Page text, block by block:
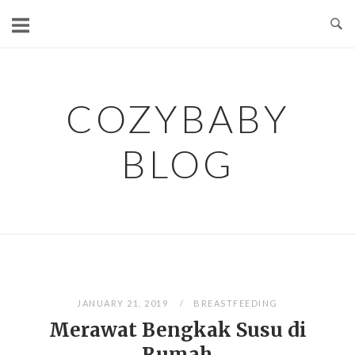
COZYBABY
BLOG
JANUARY 21, 2019 BREASTFEEDING
Merawat Bengkak Susu di